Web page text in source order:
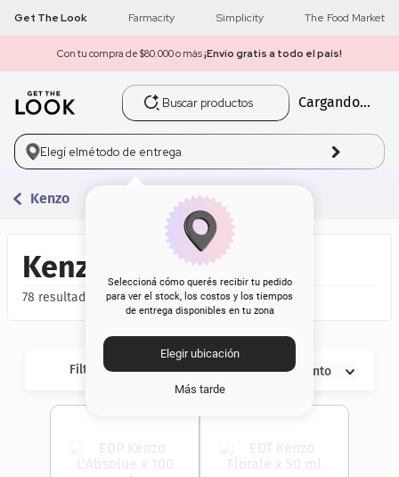
Get The Look Farmacity Simplicity The Food Market
Con tu compra de $80.000 o más¡Envío gratis a todo el país!
Buscar productos
Cargando...
Elegí elmétodo de entrega
Seleccioná cómo querés recibir tu pedido
para ver el stock, los costos y los tiempos
de entrega disponibles en tu zona
Elegir ubicación
Más tarde
Kenzo
Kenzo
78
Filtros Descuento
1 get the look
2 máscara pestañas
corrector
base